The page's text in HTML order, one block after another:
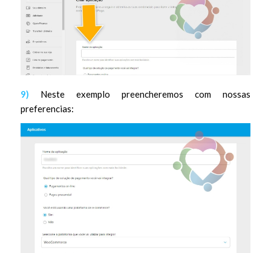
9) Neste exemplo preencheremos com nossas
preferencias: